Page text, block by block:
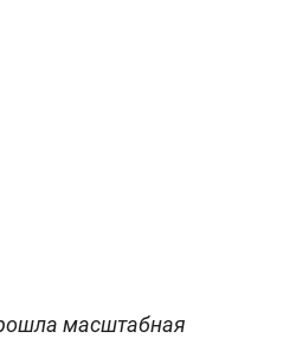
масштабная